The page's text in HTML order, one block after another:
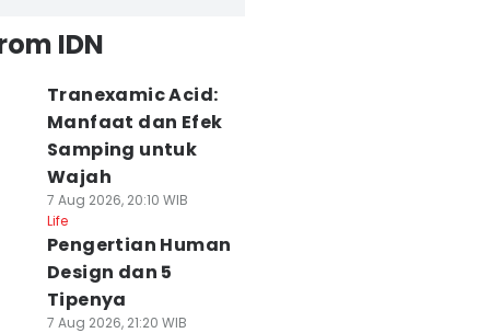
IDN
Tranexamic Acid:
Manfaat dan Efek
Samping untuk
Wajah
7 Aug 2026, 20:10 WIB
Life
Pengertian Human
Design dan 5
Tipenya
7 Aug 2026, 21:20 WIB